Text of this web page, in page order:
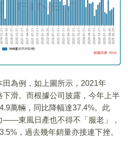
田為例，如上圖所示，2021年
滑。而根據公司披露，今年上半
萬輛，同比降幅達37.4%。此
——東風日產也不得不「服老」，
，過去幾年銷量亦接連下挫。